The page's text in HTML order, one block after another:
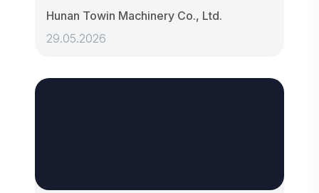
Hunan Towin Machinery Co., Ltd.
29.05.2026